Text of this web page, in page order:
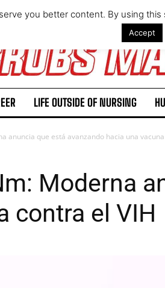
LIFE OUTSIDE OF NURSING
anuncia que está avanzando hacia una
Moderna
contra el VIH
you better content. By using
Accept